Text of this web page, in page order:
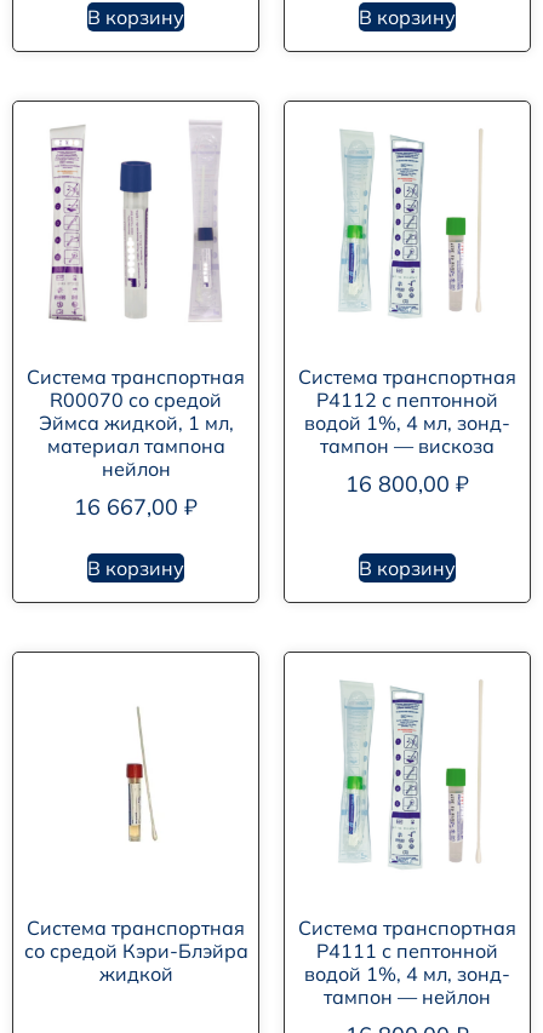
В корзину В корзину
Система транспортная
R00070 со средой
Эймса жидкой, 1 мл,
материал тампона
нейлон
16 667,00 ₽
В корзину
Система транспортная
P4112 с пептонной
водой 1%, 4 мл, зонд-
тампон — вискоза
16 800,00 ₽
В корзину
Система транспортная
со средой Кэри-Блэйра
жидкой
Система транспортная
P4111 с пептонной
водой 1%, 4 мл, зонд-
тампон — нейлон